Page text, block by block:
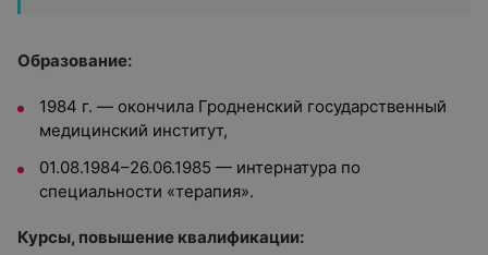
Образование:
1984 г. — окончила Гродненский государственный
медицинский институт,
01.08.1984–26.06.1985 — интернатура по
специальности «терапия».
Курсы, повышение квалификации: